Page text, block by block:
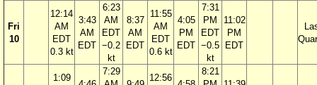
Fri
10
12:14
AM
EDT
0.3 kt
3:43
AM
EDT
6:23
AM
EDT
−0.2
kt
8:37
AM
EDT
11:55
AM
EDT
0.6 kt
4:05
PM
EDT
7:31
PM
EDT
−0.5
kt
11:02
PM
EDT
1:09
7:29
12:56
8:21